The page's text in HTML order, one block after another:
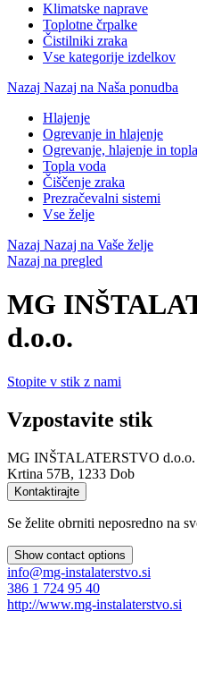
Klimatske naprave
Toplotne črpalke
Čistilniki zraka
Vse kategorije izdelkov
Nazaj Nazaj na Naša ponudba
Hlajenje
Ogrevanje in hlajenje
Ogrevanje, hlajenje in
Topla voda
Čiščenje zraka
Prezračevalni sistemi
Vse želje
Nazaj Nazaj na Vaše želje
Nazaj na pregled
MG
d.o.o.
Stopite v stik z nami
Vzpostavite stik
MG INŠTALATERSTVO d.o.o.
Krtina 57B, 1233 Dob
Kontaktirajte
Se želite obrniti neposredno na
Show contact options
info@mg-instalaterstvo.si
386 1 724 95 40
http://www.mg-instalaterstvo.si